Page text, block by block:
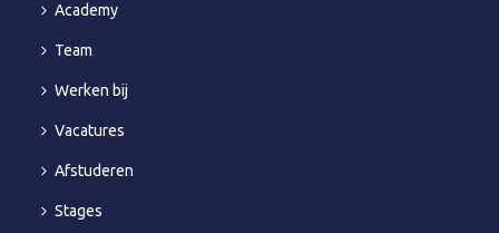
Academy
Team
Werken bij
Vacatures
Afstuderen
Stages